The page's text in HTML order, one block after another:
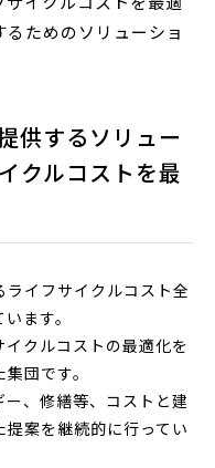
ためのソリューショ
供するソリュー
クルコストを最
イフサイクルコスト全
ます。
クルコストの最適化を
団です。
、修繕等、コストと建
案を継続的に行ってい